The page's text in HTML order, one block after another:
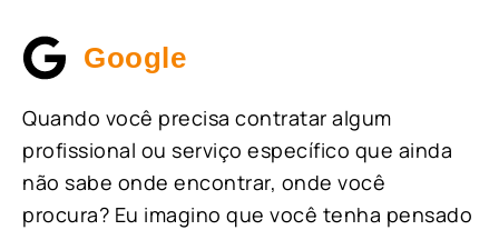
Google
Quando você precisa contratar algum
profissional ou serviço específico que ainda
não sabe onde encontrar, onde você
procura? Eu imagino que você tenha pensado